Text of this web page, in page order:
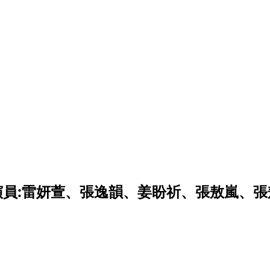
:雷妍萱、張逸韻、 姜盼祈、 張敖嵐、